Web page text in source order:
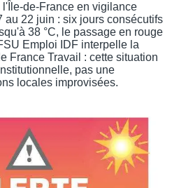
de-France en vigilance
au 22 juin : six jours consécutifs
38 °C, le passage en rouge
Emploi IDF interpelle la
France Travail : cette situation
pas une
locales improvisées.